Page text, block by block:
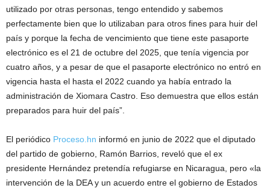
utilizado por otras personas, tengo entendido y sabemos
perfectamente bien que lo utilizaban para otros fines para huir del
país y porque la fecha de vencimiento que tiene este pasaporte
electrónico es el 21 de octubre del 2025, que tenía vigencia por
cuatro años, y a pesar de que el pasaporte electrónico no entró en
vigencia hasta el hasta el 2022 cuando ya había entrado la
administración de Xiomara Castro. Eso demuestra que ellos están
preparados para huir del país”.
El periódico Proceso.hn informó en junio de 2022 que el diputado
del partido de gobierno, Ramón Barrios, reveló que el ex
presidente Hernández pretendía refugiarse en Nicaragua, pero «la
intervención de la DEA y un acuerdo entre el gobierno de Estados